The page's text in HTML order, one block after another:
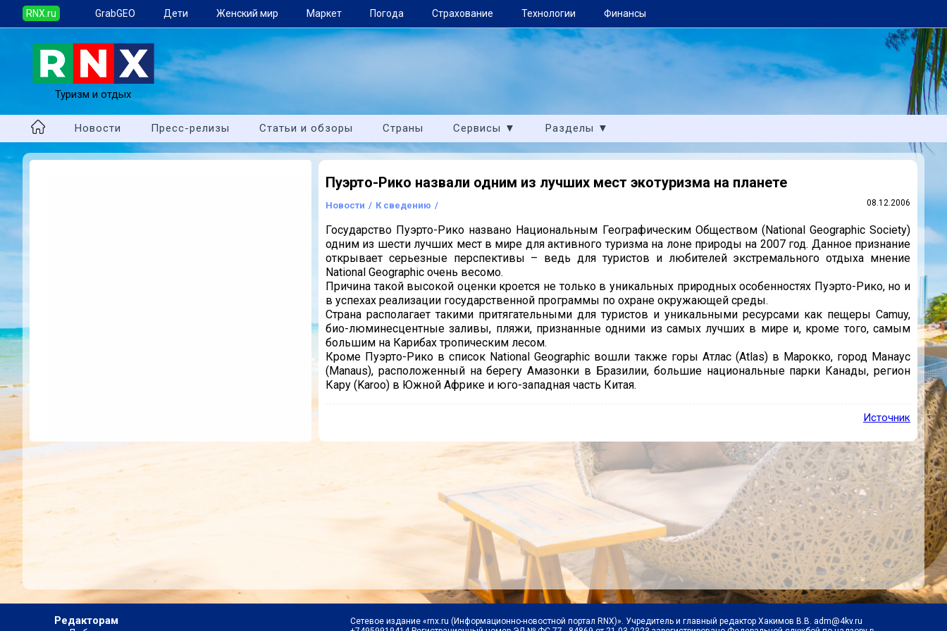
RNX.ru GrabGEO Дети Женский мир Маркет Погода Страхование Технологии Финансы
Туризм и отдых
Новости Пресс-релизы Статьи и обзоры Страны Сервисы ▼ Разделы ▼
Пуэрто-Рико назвали одним из лучших мест экотуризма на планете
08.12.2006
Новости / К сведению /
Государство Пуэрто-Рико названо Национальным Географическим Обществом (National Geographic Society)
одним из шести лучших мест в мире для активного туризма на лоне природы на 2007 год. Данное признание
открывает серьезные перспективы – ведь для туристов и любителей экстремального отдыха мнение
National Geographic очень весомо.
Причина такой высокой оценки кроется не только в уникальных природных особенностях Пуэрто-Рико, но и
в успехах реализации государственной программы по охране окружающей среды.
Страна располагает такими притягательными для туристов и уникальными ресурсами как пещеры Camuy,
био-люминесцентные заливы, пляжи, признанные одними из самых лучших в мире и, кроме того, самым
большим на Карибах тропическим лесом.
Кроме Пуэрто-Рико в список National Geographic вошли также горы Атлас (Atlas) в Марокко, город Манаус
(Manaus), расположенный на берегу Амазонки в Бразилии, большие национальные парки Канады, регион
Кару (Karoo) в Южной Африке и юго-западная часть Китая.
Источник
Редакторам
Сетевое издание «rnx.ru (Информационно-новостной портал RNX)». Учредитель и главный редактор Хакимов В.В. adm@4kv.ru